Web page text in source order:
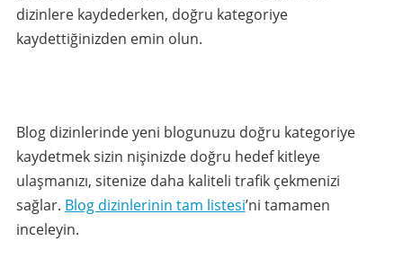
dizinlere kaydederken, doğru kategoriye
kaydettiğinizden emin olun.
Blog dizinlerinde yeni blogunuzu doğru kategoriye
kaydetmek sizin nişinizde doğru hedef kitleye
ulaşmanızı, sitenize daha kaliteli trafik çekmenizi
sağlar. Blog dizinlerinin tam listesi’ni tamamen
inceleyin.